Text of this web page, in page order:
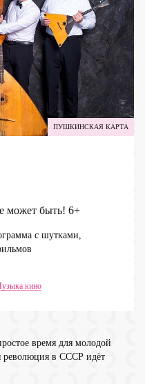
ПУШКИНСКАЯ КАРТА
может быть! 6+
с шутками,
кино
время для молодой
революция в СССР идёт